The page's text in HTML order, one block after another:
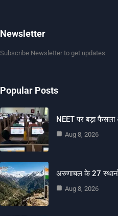
Newsletter
Subscribe Newsletter to get updates
Popular Posts
NEET पर बड़ा फैसला
Aug 8, 2026
अरुणाचल के 27
Aug 8, 2026